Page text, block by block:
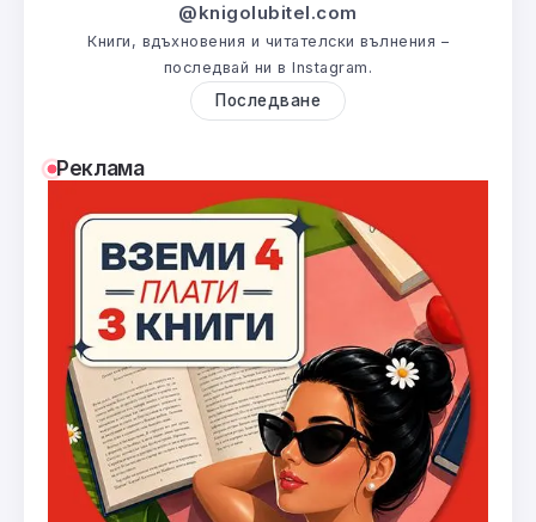
@knigolubitel.com
Книги, вдъхновения и читателски вълнения –
последвай ни в Instagram.
Последване
Реклама